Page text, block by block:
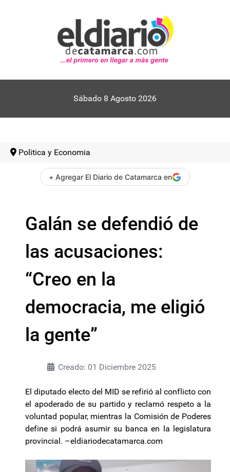
Sábado 8 Agosto 2026
Politica y Economia
+ Agregar El Diario de Catamarca en
Galán se defendió de
las acusaciones:
“Creo en la
democracia, me eligió
la gente”
Creado: 01 Diciembre 2025
El diputado electo del MID se refirió al conflicto con
el apoderado de su partido y reclamó respeto a la
voluntad popular, mientras la Comisión de Poderes
define si podrá asumir su banca en la legislatura
provincial. –eldiariodecatamarca.com